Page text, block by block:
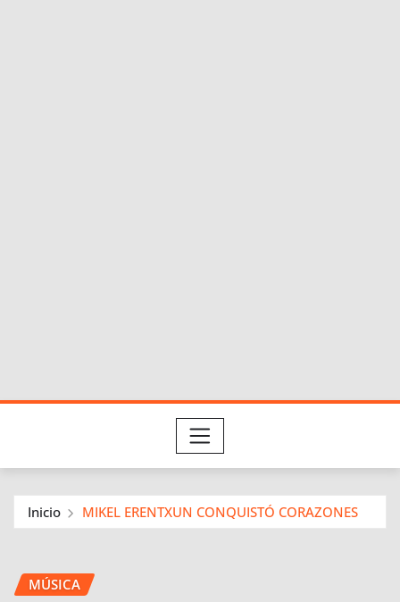
Inicio MIKEL ERENTXUN CONQUISTÓ CORAZONES
MÚSICA